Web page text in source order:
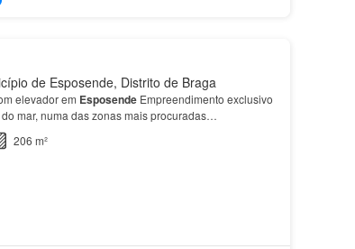
de Esposende, Distrito de Braga
elevador em EsposendeEmpreendimento exclusivo
mar, numa das zonas mais procuradas
206 m²